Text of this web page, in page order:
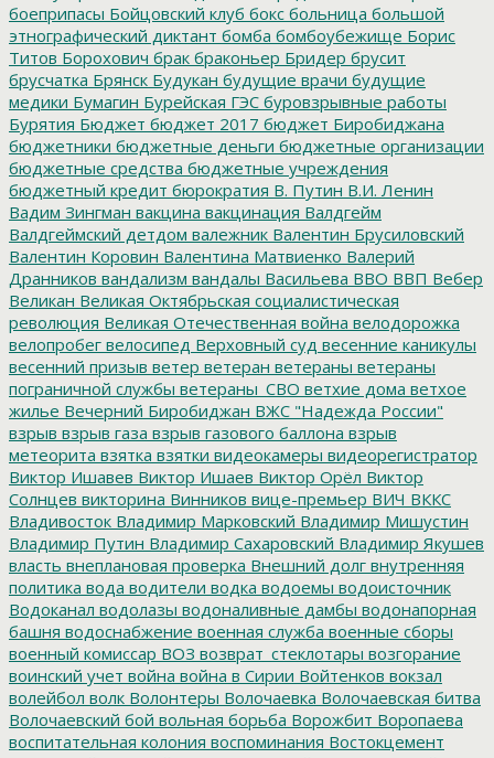
боеприпасы Бойцовский клуб бокс больница большой
этнографический диктант бомба бомбоубежище Борис
Титов Борохович брак браконьер Бридер брусит
брусчатка Брянск Будукан будущие врачи будущие
медики Бумагин Бурейская ГЭС буровзрывные работы
Бурятия Бюджет бюджет 2017 бюджет Биробиджана
бюджетники бюджетные деньги бюджетные организации
бюджетные средства бюджетные учреждения
бюджетный кредит бюрократия В. Путин В.И. Ленин
Вадим Зингман вакцина вакцинация Валдгейм
Валдгеймский детдом валежник Валентин Брусиловский
Валентин Коровин Валентина Матвиенко Валерий
Дранников вандализм вандалы Васильева ВВО ВВП Вебер
Великан Великая Октябрьская социалистическая
революция Великая Отечественная война велодорожка
велопробег велосипед Верховный суд весенние каникулы
весенний призыв ветер ветеран ветераны ветераны
пограничной службы ветераны_СВО ветхие дома ветхое
жилье Вечерний Биробиджан ВЖС "Надежда России"
взрыв взрыв газа взрыв газового баллона взрыв
метеорита взятка взятки видеокамеры видеорегистратор
Виктор Ишавев Виктор Ишаев Виктор Орёл Виктор
Солнцев викторина Винников вице-премьер ВИЧ ВККС
Владивосток Владимир Марковский Владимир Мишустин
Владимир Путин Владимир Сахаровский Владимир Якушев
власть внеплановая проверка Внешний долг внутренняя
политика вода водители водка водоемы водоисточник
Водоканал водолазы водоналивные дамбы водонапорная
башня водоснабжение военная служба военные сборы
военный комиссар ВОЗ возврат_стеклотары возгорание
воинский учет война война в Сирии Войтенков вокзал
волейбол волк Волонтеры Волочаевка Волочаевская битва
Волочаевский бой вольная борьба Ворожбит Воропаева
воспитательная колония воспоминания Востокцемент